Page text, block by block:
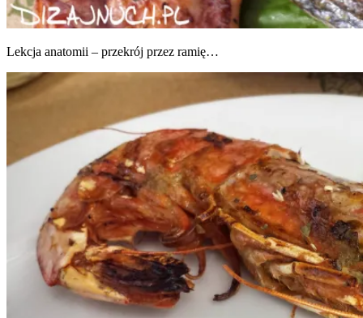
Lek­cja ana­to­mii – prze­krój przez ramię…